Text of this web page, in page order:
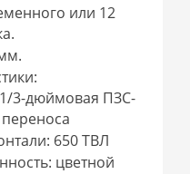
или 12
3-дюймовая ПЗС-
650 ТВЛ
цветной